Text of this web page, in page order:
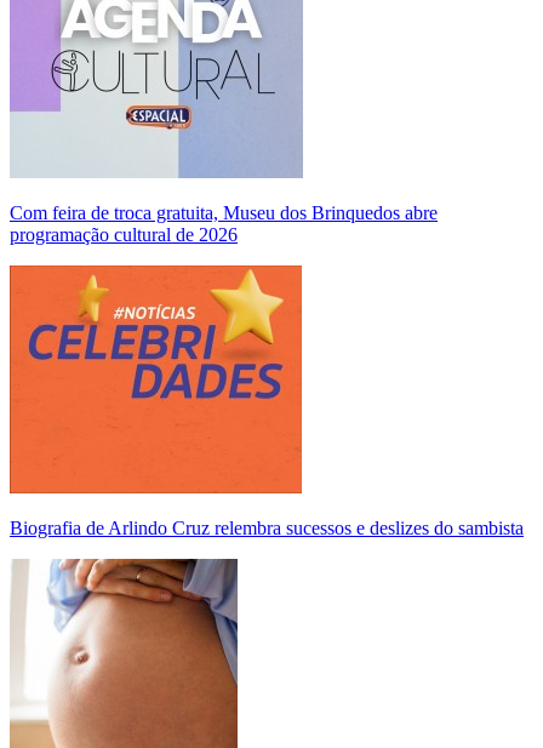
Com feira de troca gratuita, Museu dos Brinquedos abre
programação cultural de 2026
Biografia de Arlindo Cruz relembra sucessos e deslizes do sambista